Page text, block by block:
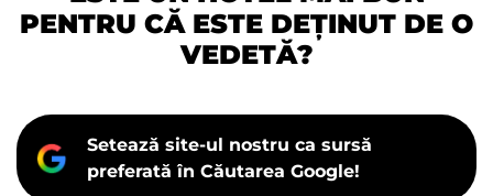
PENTRU CĂ ESTE DEȚINUT DE O
VEDETĂ?
Setează site-ul nostru ca sursă
preferată în Căutarea Google!